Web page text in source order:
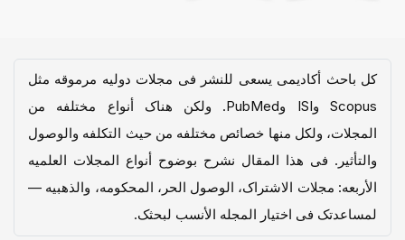
کل باحث أکادیمی یسعى للنشر فی مجلات دولیه مرموقه مثل
Scopus وISI وPubMed. ولکن هناک أنواع مختلفه من
المجلات، ولکل منها خصائص مختلفه من حیث التکلفه والوصول
والتأثیر. فی هذا المقال نشرح بوضوح أنواع المجلات العلمیه
الأربعه: مجلات الاشتراک، الوصول الحر، المحکومه، والذهبیه —
لمساعدتک فی اختیار المجله الأنسب لبحثک.